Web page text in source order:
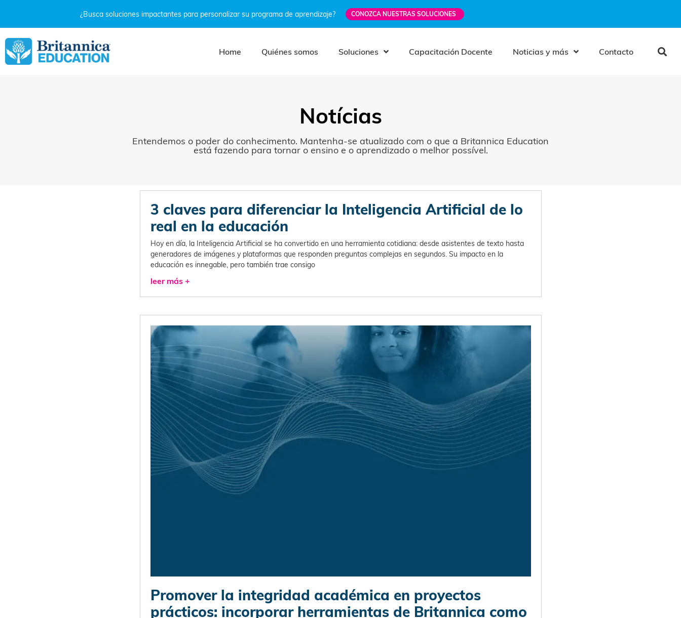
¿Busca soluciones impactantes para personalizar su programa de aprendizaje? CONOZCA NUESTRAS SOLUCIONES
Home Quiénes somos Soluciones Capacitación Docente Noticias y más Contacto
Notícias
Entendemos o poder do conhecimento. Mantenha-se atualizado com o que a Britannica Education
está fazendo para tornar o ensino e o aprendizado o melhor possível.
3 claves para diferenciar la Inteligencia Artificial de lo
real en la educación
Hoy en día, la Inteligencia Artificial se ha convertido en una herramienta cotidiana: desde asistentes de texto hasta
generadores de imágenes y plataformas que responden preguntas complejas en segundos. Su impacto en la
educación es innegable, pero también trae consigo
leer más +
Promover la integridad académica en proyectos
prácticos: incorporar herramientas de Britannica como